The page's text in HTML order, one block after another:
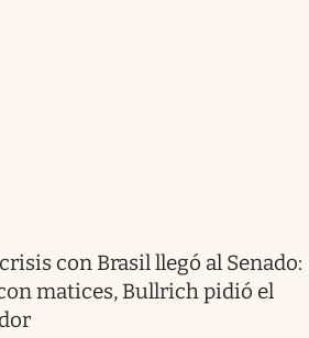
con Brasil llegó al Senado:
matices, Bullrich pidió el